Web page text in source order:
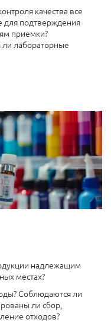
качества все
подтверждения
приемки?
лабораторные
надлежащим
местах?
Соблюдаются ли
ли сбор,
отходов?